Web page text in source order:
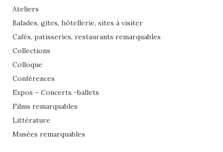
Ateliers
Balades, gites, hôtellerie, sites à visiter
Cafés, patisseries, restaurants remarquables
Collections
Colloque
Conférences
Expos – Concerts -ballets
Films remarquables
Littérature
Musées remarquables